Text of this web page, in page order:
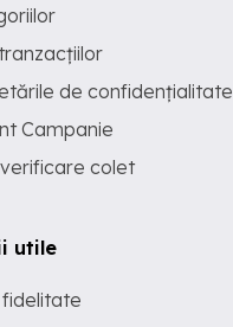
de confidențialitate
Campanie
colet
utile